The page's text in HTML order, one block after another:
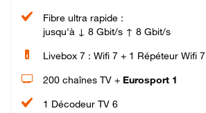
Fibre ultra rapide :
jusqu'à ↓ 8 Gbit/s ↑ 8 Gbit/s
Livebox 7 : Wifi 7 + 1 Répéteur Wifi 7
200 chaînes TV + Eurosport 1
1 Décodeur TV 6